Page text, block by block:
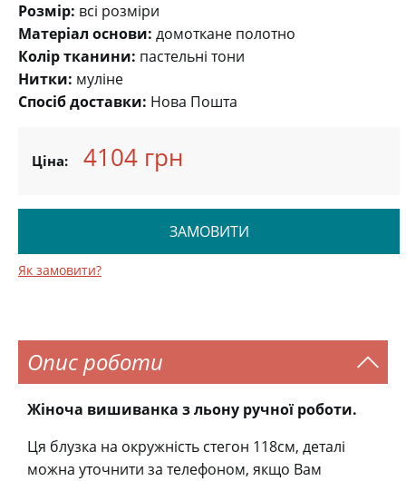
Розмір: всі розміри
Матеріал основи: домоткане полотно
Колір тканини: пастельні тони
Нитки: муліне
Спосіб доставки: Нова Пошта
Ціна: 4104 грн
ЗАМОВИТИ
Як замовити?
Опис роботи
Жіноча вишиванка з льону ручної роботи.
Ця блузка на окружність стегон 118см, деталі
можна уточнити за телефоном, якщо Вам